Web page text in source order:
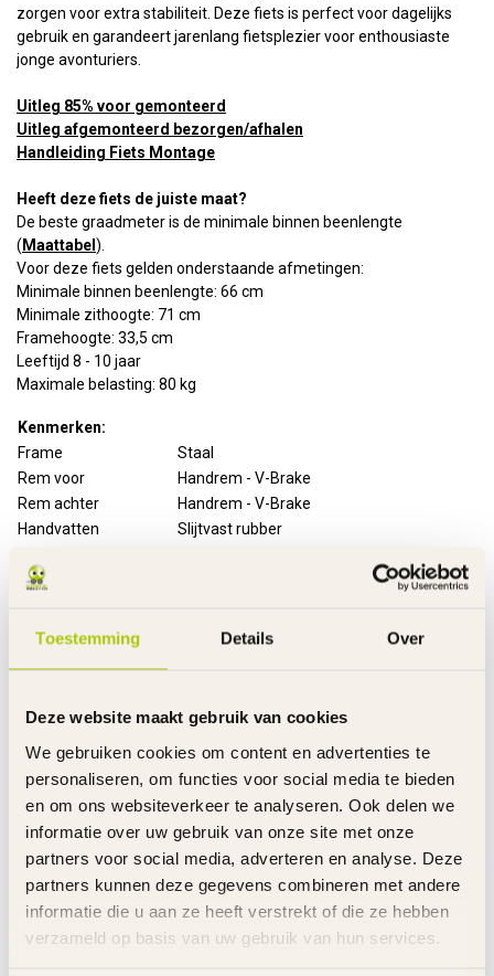
Toestemming Details Over
Deze website maakt gebruik van cookies
We gebruiken cookies om content en advertenties te
personaliseren, om functies voor social media te bieden
en om ons websiteverkeer te analyseren. Ook delen we
informatie over uw gebruik van onze site met onze
partners voor social media, adverteren en analyse. Deze
partners kunnen deze gegevens combineren met andere
informatie die u aan ze heeft verstrekt of die ze hebben
verzameld op basis van uw gebruik van hun services.
zorgen voor extra stabiliteit. Deze fiets is perfect voor dagelijks
gebruik en garandeert jarenlang fietsplezier voor enthousiaste
jonge avonturiers.
Uitleg 85% voor gemonteerd
Uitleg afgemonteerd bezorgen/afhalen
Handleiding Fiets Montage
Heeft deze fiets de juiste maat?
De beste graadmeter is de minimale binnen beenlengte
( Maattabel ).
Voor deze fiets gelden onderstaande afmetingen:
Minimale binnen beenlengte: 66 cm
Minimale zithoogte: 71 cm
Framehoogte: 33,5 cm
Leeftijd 8 - 10 jaar
Maximale belasting: 80 kg
Kenmerken:
Frame
Staal
Rem voor
Handrem - V-Brake
Rem achter
Handrem - V-Brake
Handvatten
Slijtvast rubber
Velgen
Kettingkast
Gesloten met opdruk
Voor - gevlochten kunststof
Verlichting
Voor en achter
Slot
Ringslot
Reflectoren
In de wielen
Stuurhoogte
Verstelbaar
Zadelhoogte
Verstelbaar
Gewicht product
17 kg
Voor gemonteerd
85%
Inclusief
Handleiding